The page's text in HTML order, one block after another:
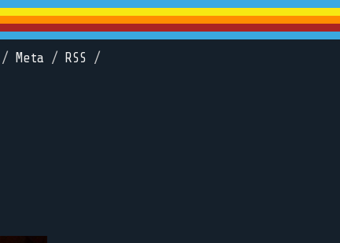
/ Meta / RSS /